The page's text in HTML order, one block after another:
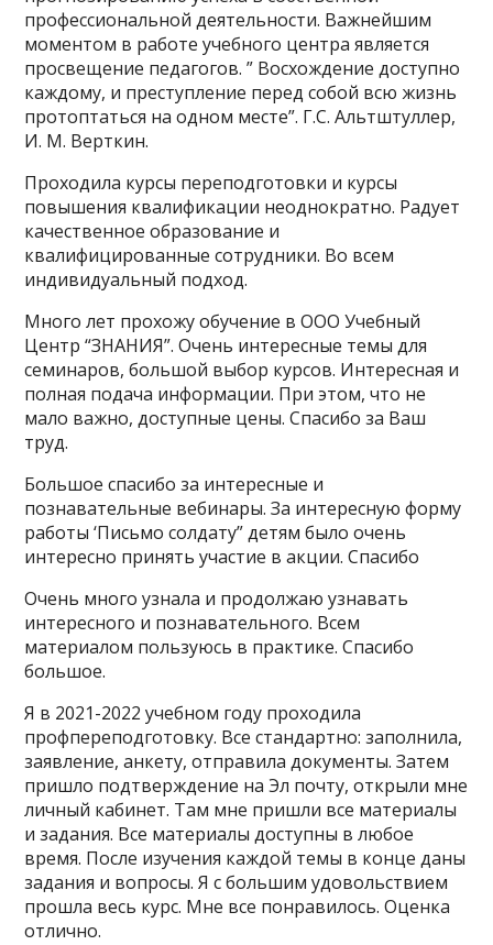
профессиональной деятельности. Важнейшим
моментом в работе учебного центра является
просвещение педагогов. ” Восхождение доступно
каждому, и преступление перед собой всю жизнь
протоптаться на одном месте”. Г.С. Альтштуллер,
И. М. Верткин.
Проходила курсы переподготовки и курсы
повышения квалификации неоднократно. Радует
качественное образование и
квалифицированные сотрудники. Во всем
индивидуальный подход.
Много лет прохожу обучение в ООО Учебный
Центр “ЗНАНИЯ”. Очень интересные темы для
семинаров, большой выбор курсов. Интересная и
полная подача информации. При этом, что не
мало важно, доступные цены. Спасибо за Ваш
труд.
Большое спасибо за интересные и
познавательные вебинары. За интересную форму
работы ‘Письмо солдату” детям было очень
интересно принять участие в акции. Спасибо
Очень много узнала и продолжаю узнавать
интересного и познавательного. Всем
материалом пользуюсь в практике. Спасибо
большое.
Я в 2021-2022 учебном году проходила
профпереподготовку. Все стандартно: заполнила,
заявление, анкету, отправила документы. Затем
пришло подтверждение на Эл почту, открыли мне
личный кабинет. Там мне пришли все материалы
и задания. Все материалы доступны в любое
время. После изучения каждой темы в конце даны
задания и вопросы. Я с большим удовольствием
прошла весь курс. Мне все понравилось. Оценка
отлично.